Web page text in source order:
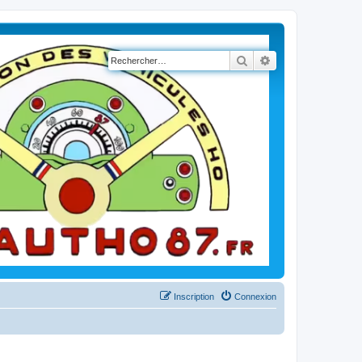
Rechercher
Connexion
Inscription